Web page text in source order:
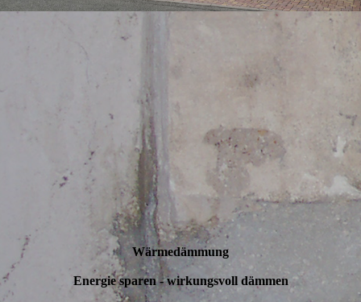
Wärme­dämmung
Energie sparen - wirkungsvoll dämmen